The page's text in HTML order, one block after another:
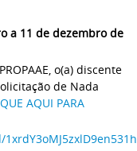
a 11 de dezembro de
o(a) discente
de Nada
AQUI PARA